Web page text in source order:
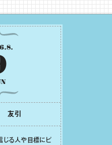
.8.
友引
じる⼈や⽬標にピ